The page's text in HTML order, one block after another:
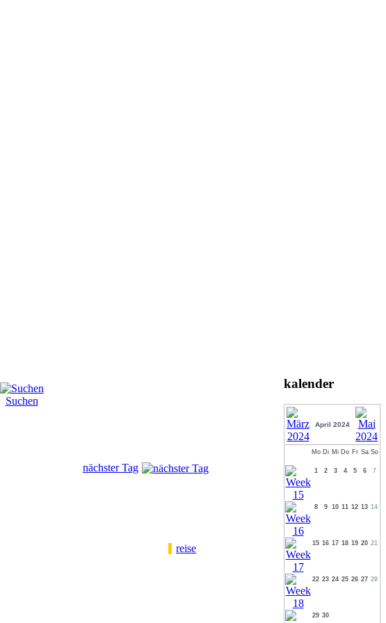
Suchen
nächster Tag
reise
kalender
April 2024
Mo Di Mi Do Fr Sa So
1 2 3 4 5 6 7
8 9 10 11 12 13 14
15 16 17 18 19 20 21
22 23 24 25 26 27 28
29 30